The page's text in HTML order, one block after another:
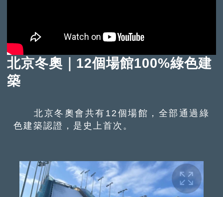
北京冬奧｜12個場館100%綠色建
築
北京冬奧會共有12個場館，全部通過綠
色建築認證，是史上首次。